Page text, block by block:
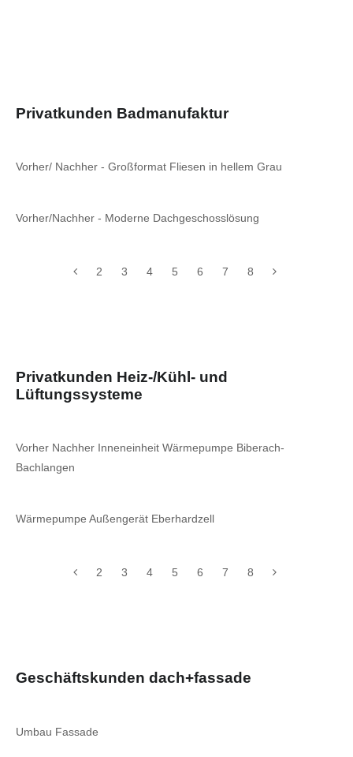
Privatkunden Badmanufaktur
Vorher/ Nachher - Großformat Fliesen in hellem Grau
Vorher/Nachher - Moderne Dachgeschosslösung
2 3 4 5 6 7 8
Privatkunden Heiz-/Kühl- und
Lüftungssysteme
Vorher Nachher Inneneinheit Wärmepumpe Biberach-
Bachlangen
Wärmepumpe Außengerät Eberhardzell
2 3 4 5 6 7 8
Geschäftskunden dach+fassade
Umbau Fassade